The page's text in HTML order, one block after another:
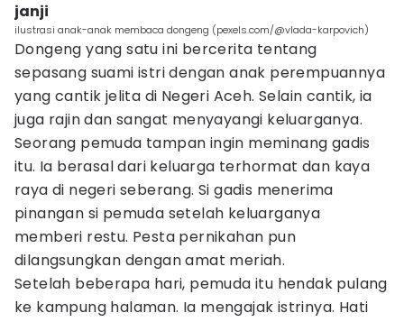
janji
ilustrasi anak-anak membaca dongeng (pexels.com/@vlada-karpovich)
Dongeng yang satu ini bercerita tentang
sepasang suami istri dengan anak perempuannya
yang cantik jelita di Negeri Aceh. Selain cantik, ia
juga rajin dan sangat menyayangi keluarganya.
Seorang pemuda tampan ingin meminang gadis
itu. Ia berasal dari keluarga terhormat dan kaya
raya di negeri seberang. Si gadis menerima
pinangan si pemuda setelah keluarganya
memberi restu. Pesta pernikahan pun
dilangsungkan dengan amat meriah.
Setelah beberapa hari, pemuda itu hendak pulang
ke kampung halaman. Ia mengajak istrinya. Hati